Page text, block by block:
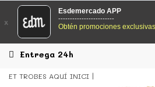
EsDeMercado.com
EsDeMercado.com te lleva a casa
los mejores mercados de
locales.
x
Esdemercado APP
------------------------
Obtén promociones exclusivas
Entrega 24h
ET TROBES AQUÍ INICI
LLEGUMS I